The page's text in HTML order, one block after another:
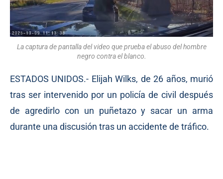
La captura de pantalla del video que prueba el abuso del hombre
negro contra el blanco.
ESTADOS UNIDOS.- Elijah Wilks, de 26 años, murió
tras ser intervenido por un policía de civil después
de agredirlo con un puñetazo y sacar un arma
durante una discusión tras un accidente de tráfico.